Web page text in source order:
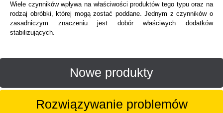
Wiele czynników wpływa na właściwości produktów tego typu oraz na
rodzaj obróbki, której mogą zostać poddane. Jednym z czynników o
zasadniczym znaczeniu jest dobór właściwych dodatków
stabilizujących.
Nowe produkty
Rozwiązywanie problemów